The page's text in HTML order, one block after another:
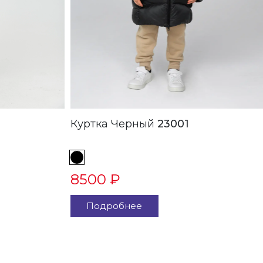
Куртка Черный 23001
8500 ₽
Подробнее